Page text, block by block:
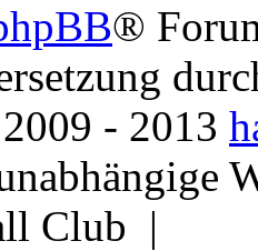
®
- 2013
Club |